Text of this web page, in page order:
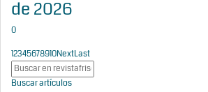
de 2026
0
12345678910NextLast
Buscar artículos